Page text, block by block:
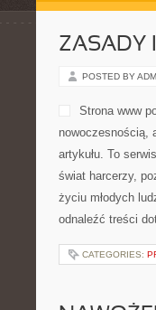
ZASADY
POSTED BY
Strona www
nowoczesnością,
artykułu. To
świat harcerzy,
życiu młodych
odnaleźć treści
CATEGORIES: